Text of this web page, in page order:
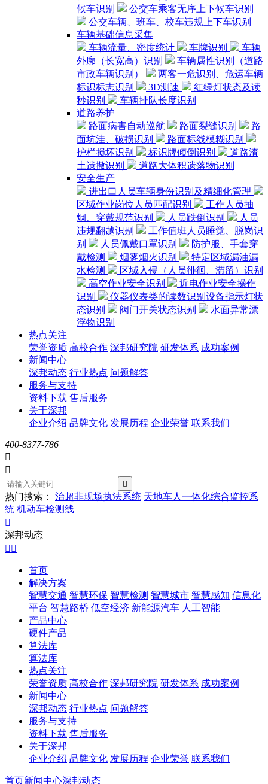
候车识别
公交车乘客无序上下候车识别
公交车辆、班车、校车违规上下车识别
车辆基础信息采集
车辆流量、密度统计
车牌识别
车辆
外廓（长宽高）识别
车辆属性识别（道路
市政车辆识别）
两客一危识别、危运车辆
标识标志识别
3D测速
红绿灯状态及读
秒识别
车辆排队长度识别
道路养护
路面病害自动巡航
路面裂缝识别
路
面坑洼、破损识别
路面标线模糊识别
护栏损坏识别
标识牌倾倒识别
道路渣
土遗撒识别
道路大体积遗落物识别
安全生产
进出口人员车辆身份识别及精细化管理
区域作业岗位人员匹配识别
工作人员抽
烟、穿戴规范识别
人员跌倒识别
人员
违规翻越识别
工作值班人员睡觉、脱岗识
别
人员佩戴口罩识别
防护服、手套穿
戴检测
烟雾烟火识别
特定区域漏油漏
水检测
区域入侵（人员徘徊、滞留）识别
高空作业安全识别
近电作业安全操作
识别
仪器仪表类的读数识别设备指示灯状
态识别
阀门开关状态识别
水面异常漂
浮物识别
热点关注
荣誉资质 高校合作 深邦研究院 研发体系 成功案例
新闻中心
深邦动态 行业热点 问题解答
服务与支持
资料下载 售后服务
关于深邦
企业介绍 品牌文化 发展历程 企业荣誉 联系我们
400-8377-786



热门搜索： 治超非现场执法系统 天地车人一体化综合监控系
统 机动车检测线

深邦动态
 
首页
解决方案
智慧交通 智慧环保 智慧检测 智慧城市 智慧感知 信息化
平台 智慧路桥 低空经济 新能源汽车 人工智能
产品中心
硬件产品
算法库
算法库
热点关注
荣誉资质 高校合作 深邦研究院 研发体系 成功案例
新闻中心
深邦动态 行业热点 问题解答
服务与支持
资料下载 售后服务
关于深邦
企业介绍 品牌文化 发展历程 企业荣誉 联系我们
首页新闻中心深邦动态